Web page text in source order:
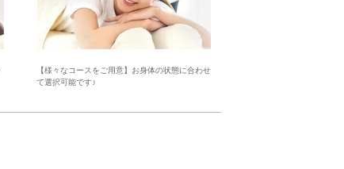
【様々なコースをご用意】お身体の状態に合わせ
て選択可能です♪